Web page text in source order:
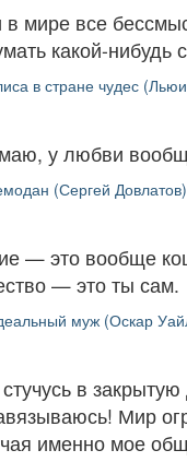
в мире все
какой-нибудь
в стране чудес
у любви
(Сергей
— это вообще
— это ты сам.
муж (Оскар
в
Мир
именно мое